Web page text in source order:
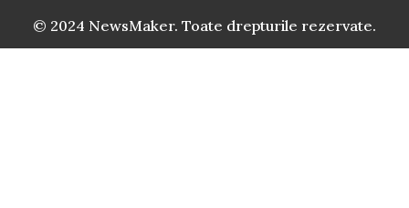
© 2024 NewsMaker. Toate drepturile rezervate.